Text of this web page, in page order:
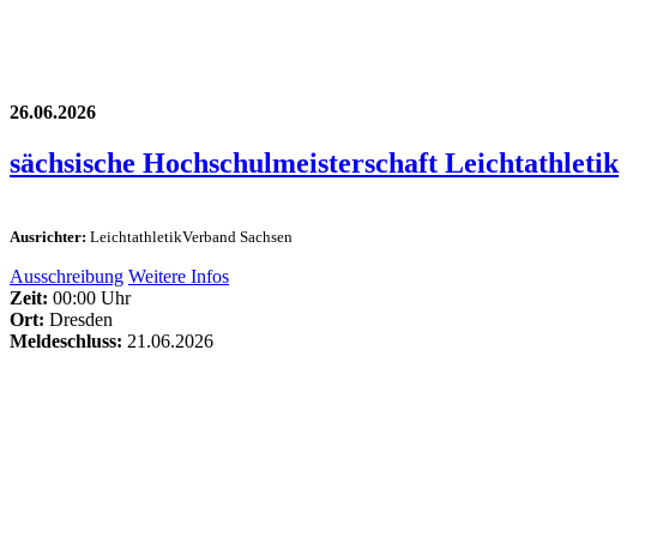
26.06.2026
sächsische Hochschulmeisterschaft Leichtathletik
Ausrichter: LeichtathletikVerband Sachsen
Ausschreibung Weitere Infos
Zeit: 00:00 Uhr
Ort: Dresden
Meldeschluss: 21.06.2026